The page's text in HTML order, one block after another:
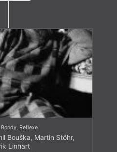
Bondy, Reflexe
Bouška, Martin Stöhr,
Linhart